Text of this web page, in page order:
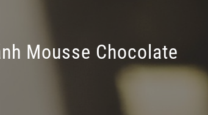
Mousse Chocolate